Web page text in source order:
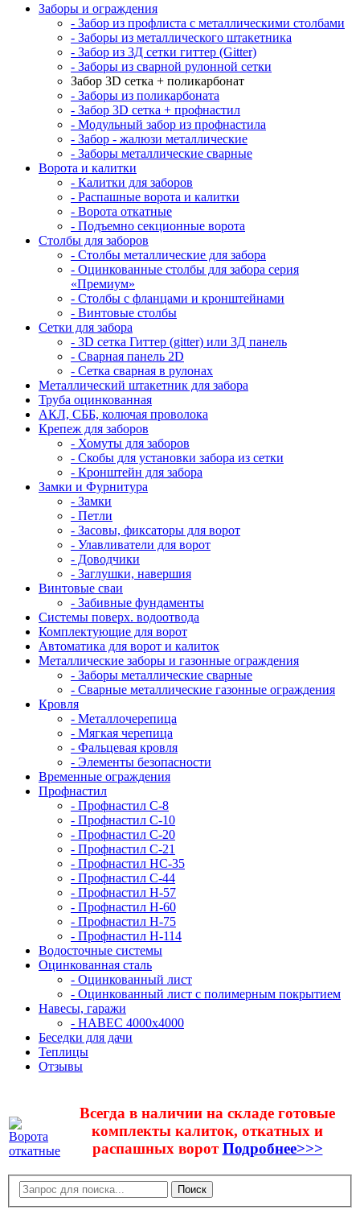
Заборы и ограждения
- Забор из профлиста с металлическими столбами
- Заборы из металлического штакетника
- Забор из 3Д сетки гиттер (Gitter)
- Заборы из сварной рулонной сетки
Забор 3D сетка + поликарбонат
- Заборы из поликарбоната
- Забор 3D сетка + профнастил
- Модульный забор из профнастила
- Забор - жалюзи металлические
- Заборы металлические сварные
Ворота и калитки
- Калитки для заборов
- Распашные ворота и калитки
- Ворота откатные
- Подъемно секционные ворота
Столбы для заборов
- Столбы металлические для забора
- Оцинкованные столбы для забора серия
«Премиум»
- Столбы с фланцами и кронштейнами
- Винтовые столбы
Сетки для забора
- 3D сетка Гиттер (gitter) или 3Д панель
- Сварная панель 2D
- Сетка сварная в рулонах
Металлический штакетник для забора
Труба оцинкованная
АКЛ, СББ, колючая проволока
Крепеж для заборов
- Хомуты для заборов
- Скобы для установки забора из сетки
- Кронштейн для забора
Замки и Фурнитура
- Замки
- Петли
- Засовы, фиксаторы для ворот
- Улавливатели для ворот
- Доводчики
- Заглушки, навершия
Винтовые сваи
- Забивные фундаменты
Системы поверх. водоотвода
Комплектующие для ворот
Автоматика для ворот и калиток
Металлические заборы и газонные ограждения
- Заборы металлические сварные
- Сварные металлические газонные ограждения
Кровля
- Металлочерепица
- Мягкая черепица
- Фальцевая кровля
- Элементы безопасности
Временные ограждения
Профнастил
- Профнастил С-8
- Профнастил С-10
- Профнастил С-20
- Профнастил С-21
- Профнастил НС-35
- Профнастил С-44
- Профнастил Н-57
- Профнастил Н-60
- Профнастил Н-75
- Профнастил Н-114
Водосточные системы
Оцинкованная сталь
- Оцинкованный лист
- Оцинкованный лист с полимерным покрытием
Навесы, гаражи
- НАВЕС 4000х4000
Беседки для дачи
Теплицы
Отзывы
Всегда в наличии на складе готовые
комплекты калиток, откатных и
распашных воротПодробнее>>>